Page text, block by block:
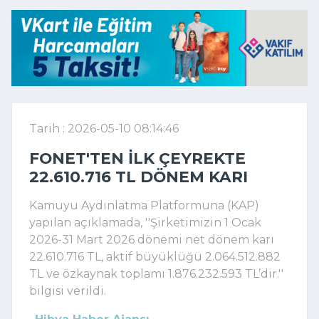
Tarih : 2026-05-10 08:14:46
FONET'TEN ILK ÇEYREKTE
22.610.716 TL DÖNEM KARI
Kamuyu Aydınlatma Platformuna (KAP)
yapılan açıklamada, ''Şirketimizin 1 Ocak
2026-31 Mart 2026 dönemi net dönem karı
22.610.716 TL, aktif büyüklüğü 2.064.512.882
TL ve özkaynak toplamı 1.876.232.593 TL’dir.''
bilgisi verildi.